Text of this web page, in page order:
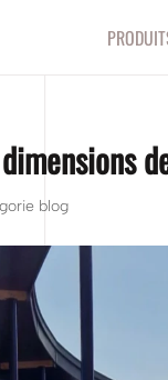
blog